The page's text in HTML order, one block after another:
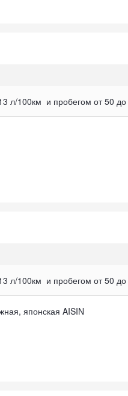
л/100км и пробегом от 50
л/100км и пробегом от 50
японская AISIN